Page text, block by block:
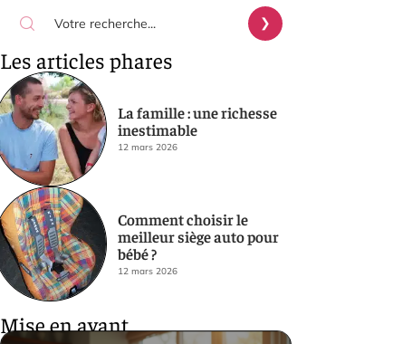
Les articles phares
La famille : une richesse
inestimable
12 mars 2026
Comment choisir le
meilleur siège auto pour
bébé ?
12 mars 2026
Mise en avant